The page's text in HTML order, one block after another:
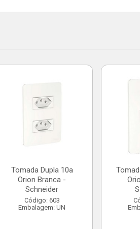
Tomada Dupla 10a
Orion Branca -
Schneider
Código: 603
Embalagem: UN